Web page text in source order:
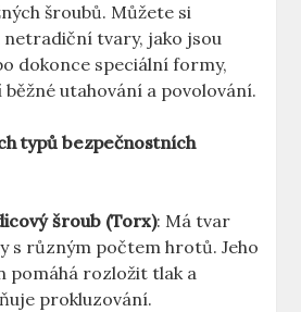
šroubů. Můžete si
netradiční​ tvary,‍ jako jsou
⁣dokonce speciální formy,
utahování a povolování.
​typů bezpečnostních
⁢šroub (Torx): Má tvar⁢
s různým počtem hrotů. Jeho
pomáhá rozložit tlak a
prokluzování.